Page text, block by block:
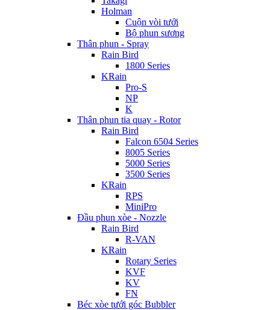
Holman
Cuộn vòi tưới
Bộ phun sương
Thân phun - Spray
Rain Bird
1800 Series
KRain
Pro-S
NP
K
Thân phun tia quay - Rotor
Rain Bird
Falcon 6504 Series
8005 Series
5000 Series
3500 Series
KRain
RPS
MiniPro
Đầu phun xòe - Nozzle
Rain Bird
R-VAN
KRain
Rotary Series
KVF
KV
FN
Béc xòe tưới góc Bubbler